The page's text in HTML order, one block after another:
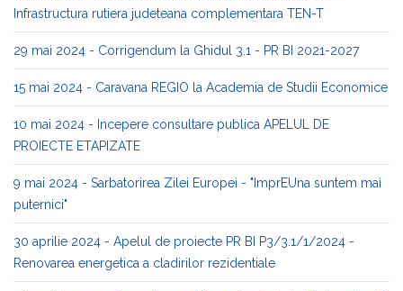
Infrastructura rutiera judeteana complementara TEN-T
29 mai 2024 - Corrigendum la Ghidul 3.1 - PR BI 2021-2027
15 mai 2024 - Caravana REGIO la Academia de Studii Economice
10 mai 2024 - Incepere consultare publica APELUL DE
PROIECTE ETAPIZATE
9 mai 2024 - Sarbatorirea Zilei Europei - "ImprEUna suntem mai
puternici"
30 aprilie 2024 - Apelul de proiecte PR BI P3/3.1/1/2024 -
Renovarea energetica a cladirilor rezidentiale